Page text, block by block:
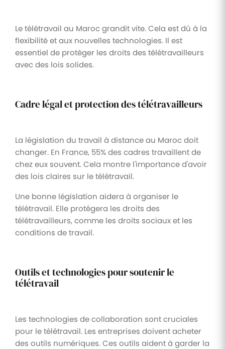
Le télétravail au Maroc grandit vite. Cela est dû à la
flexibilité et aux nouvelles technologies. Il est
essentiel de protéger les droits des télétravailleurs
avec des lois solides.
Cadre légal et protection des télétravailleurs
La législation du travail à distance au Maroc doit
changer. En France, 55% des cadres travaillent de
chez eux souvent. Cela montre l'importance d'avoir
des lois claires sur le télétravail.
Une bonne législation aidera à organiser le
télétravail. Elle protégera les droits des
télétravailleurs, comme les droits sociaux et les
conditions de travail.
Outils et technologies pour soutenir le
télétravail
Les technologies de collaboration sont cruciales
pour le télétravail. Les entreprises doivent acheter
des outils numériques. Ces outils aident à garder la